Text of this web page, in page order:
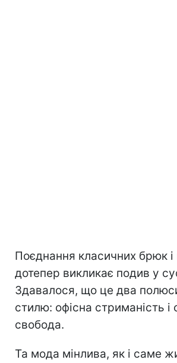
Поєднання класичних брюк і
дотепер викликає подив у
Здавалося, що це два
стилю: офісна стриманість і
свобода.
Та мода мінлива, як і саме